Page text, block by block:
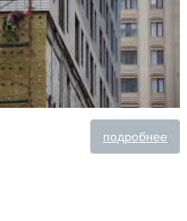
подробнее